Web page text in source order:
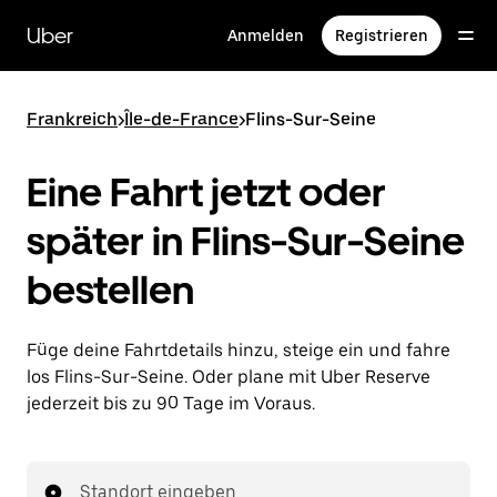
zum
Hauptinhalt
Uber Anmelden Registrieren
Frankreich>Île-de-France>Flins-Sur-Seine
Eine Fahrt jetzt oder
später in Flins-Sur-Seine
bestellen
Füge deine Fahrtdetails hinzu, steige ein und fahre
los Flins-Sur-Seine. Oder plane mit Uber Reserve
jederzeit bis zu 90 Tage im Voraus.
Standort eingeben